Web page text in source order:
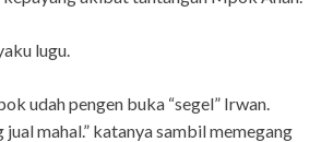
lugu.
udah pengen buka “segel” Irwan.
jual mahal.” katanya sambil memegang